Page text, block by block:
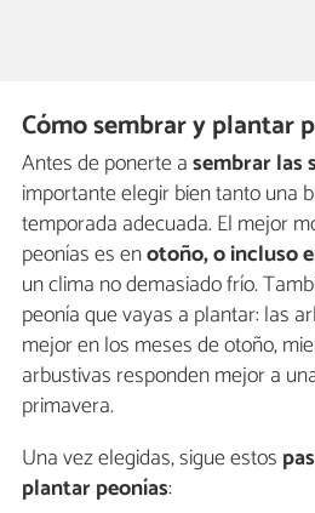
Cómo sembrar y plantar
Antes de ponerte asembrar las
importante elegir bien tanto una
temporada adecuada. El mejor
peonías es enotoño, o incluso
un clima no demasiado frío.
peonía que vayas a plantar: las
mejor en los meses de otoño,
arbustivas responden mejor a
primavera.
Una vez elegidas, sigue estos
plantar peonías: